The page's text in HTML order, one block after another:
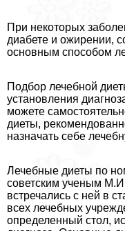
При некоторых
диабете и ожирении,
основным способом
Подбор лечебной
установления
можете
диеты,
назначать себе
Лечебные диеты по
советским ученым
встречались с ней в
всех лечебных
определенный стол,